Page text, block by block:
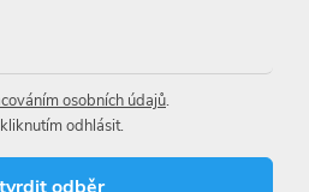
osobních údajů.
odhlásit.